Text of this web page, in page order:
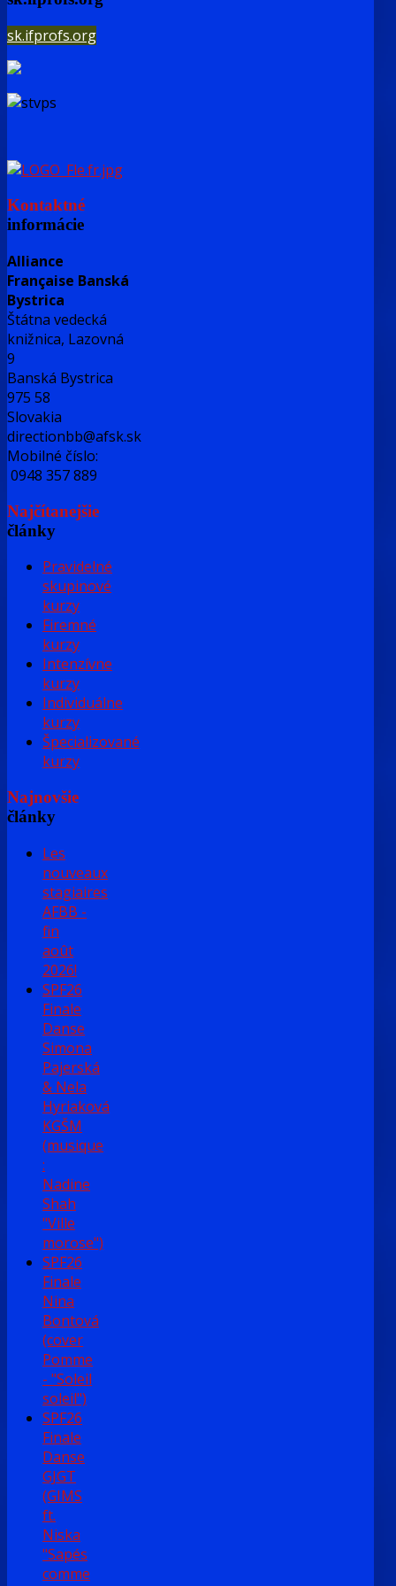
sk.ifprofs.org
Kontaktné
informácie
Alliance
Française Banská
Bystrica
Štátna vedecká
knižnica, Lazovná
9
Banská Bystrica
975 58
Slovakia
directionbb@afsk.sk
Mobilné číslo:
0948 357 889
Najčítanejšie
články
Pravidelné
skupinové
kurzy
Firemné
kurzy
Intenzívne
kurzy
Individuálne
kurzy
Špecializované
kurzy
Najnovšie
články
Les
nouveaux
stagiaires
AFBB -
fin
août
2026!
SPF26
Finale
Danse
Simona
Pajerská
& Nela
Hyriaková
KGŠM
(musique
:
Nadine
Shah
"Ville
morose")
SPF26
Finale
Nina
Bontová
(cover
Pomme
- "Soleil
soleil")
SPF26
Finale
Danse
GJGT
(GIMS
ft.
Niska
"Sapés
comme